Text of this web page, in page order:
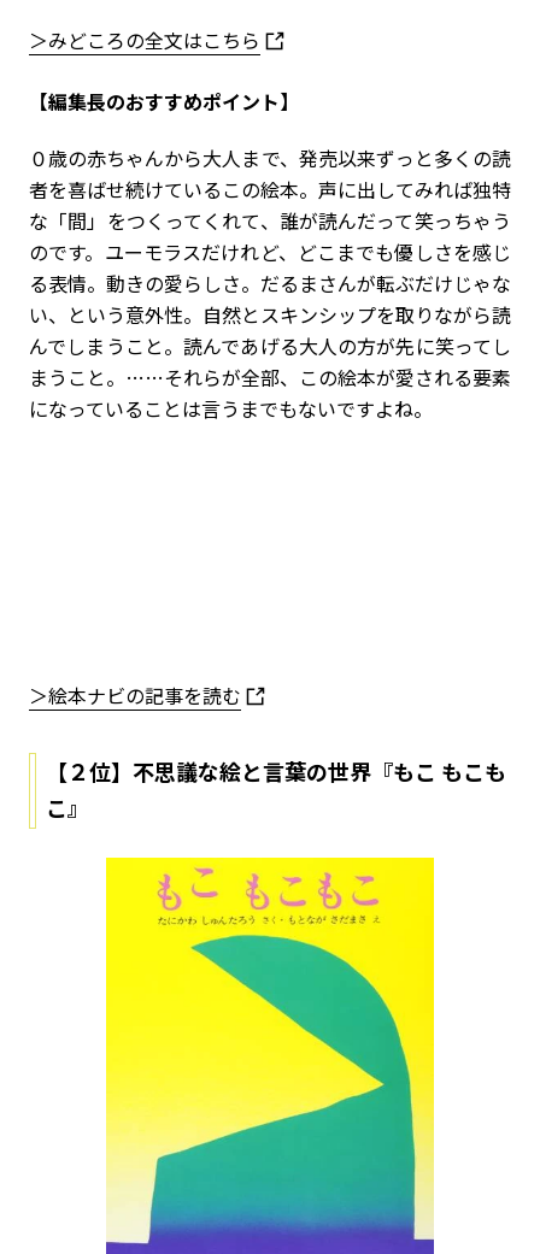
＞みどころの全文はこちら
【編集長のおすすめポイント】
０歳の赤ちゃんから大人まで、発売以来ずっと多くの読
者を喜ばせ続けているこの絵本。声に出してみれば独特
な「間」をつくってくれて、誰が読んだって笑っちゃう
のです。ユーモラスだけれど、どこまでも優しさを感じ
る表情。動きの愛らしさ。だるまさんが転ぶだけじゃな
い、という意外性。自然とスキンシップを取りながら読
んでしまうこと。読んであげる大人の方が先に笑ってし
まうこと。……それらが全部、この絵本が愛される要素
になっていることは言うまでもないですよね。
＞絵本ナビの記事を読む
【２位】不思議な絵と言葉の世界『もこ もこも
こ』